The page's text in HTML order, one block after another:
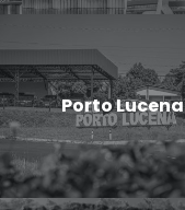
Porto Lucena